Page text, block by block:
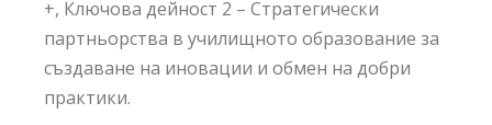
+, Ключова дейност 2 – Стратегически
партньорства в училищното образование за
създаване на иновации и обмен на добри
практики.